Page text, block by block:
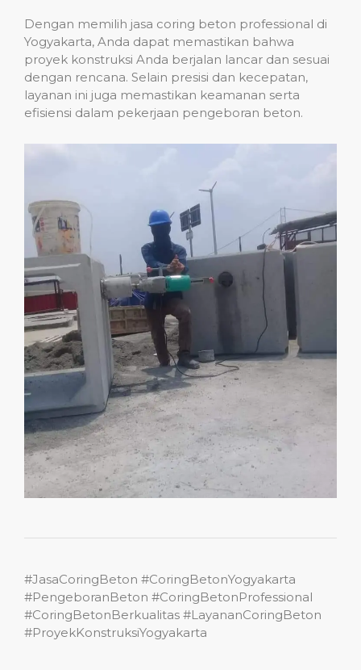
Dengan memilih jasa coring beton professional di
Yogyakarta, Anda dapat memastikan bahwa
proyek konstruksi Anda berjalan lancar dan sesuai
dengan rencana. Selain presisi dan kecepatan,
layanan ini juga memastikan keamanan serta
efisiensi dalam pekerjaan pengeboran beton.
#JasaCoringBeton #CoringBetonYogyakarta
#PengeboranBeton #CoringBetonProfessional
#CoringBetonBerkualitas #LayananCoringBeton
#ProyekKonstruksiYogyakarta